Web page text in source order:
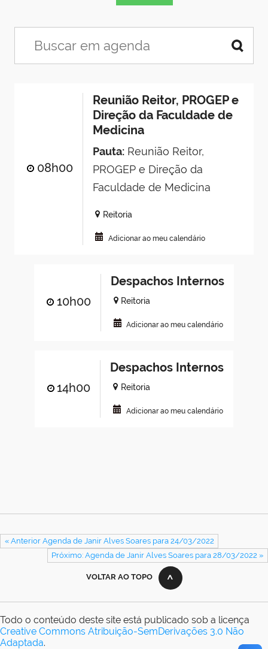
08h00
Reunião Reitor, PROGEP e
Direção da Faculdade de
Medicina
Pauta:Reunião Reitor,
PROGEP e Direção da
Faculdade de Medicina
Reitoria
Adicionar ao meu calendário
10h00
Despachos Internos
Reitoria
Adicionar ao meu calendário
14h00
Despachos Internos
Reitoria
Adicionar ao meu calendário
« Anterior Agenda de Janir Alves Soares para 24/03/2022
Próximo: Agenda de Janir Alves Soares para 28/03/2022 »
VOLTAR AO TOPO
Todo o conteúdo deste site está publicado sob a licença
Creative Commons Atribuição-SemDerivações 3.0 Não
Adaptada.